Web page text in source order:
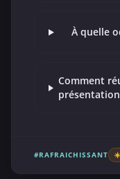
À quelle
Comment
présentation
#RAFRAICHISSANT